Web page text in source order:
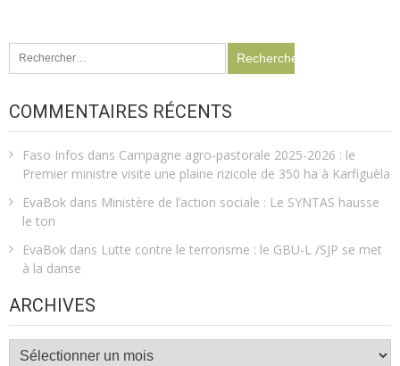
Rechercher :
COMMENTAIRES RÉCENTS
Faso Infos dans Campagne agro-pastorale 2025-2026 : le
Premier ministre visite une plaine rizicole de 350 ha à Karfiguèla
EvaBok dans Ministère de l’action sociale : Le SYNTAS hausse
le ton
EvaBok dans Lutte contre le terrorisme : le GBU-L /SJP se met
à la danse
ARCHIVES
Archives